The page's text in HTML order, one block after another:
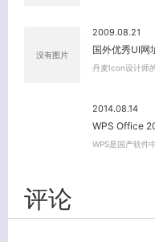
没有图片
2009.08.21
国外优秀UI网
丹麦Icon设计师
2014.08.14
WPS Office
WPS是国产软件
评论